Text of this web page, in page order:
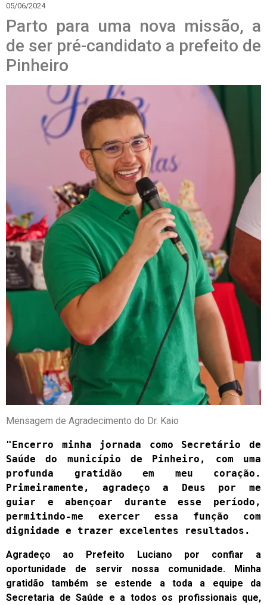
05/06/2024
Parto para uma nova missão, a
de ser pré-candidato a prefeito de
Pinheiro
Mensagem de Agradecimento do Dr. Kaio
"Encerro minha jornada como Secretário de
Saúde do município de Pinheiro, com uma
profunda gratidão em meu coração.
Primeiramente, agradeço a Deus por me
guiar e abençoar durante esse período,
permitindo-me exercer essa função com
dignidade e trazer excelentes resultados.
Agradeço ao Prefeito Luciano por confiar a
oportunidade de servir nossa comunidade. Minha
gratidão também se estende a toda a equipe da
Secretaria de Saúde e a todos os profissionais que,